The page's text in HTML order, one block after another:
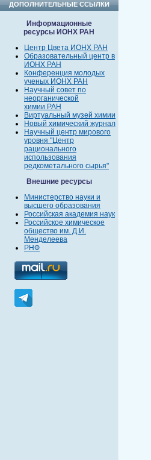
ДОПОЛНИТЕЛЬНЫЕ ССЫЛКИ
Информационные
ресурсы ИОНХ РАН
Центр Цвета ИОНХ РАН
Образовательный центр в
ИОНХ РАН
Конференция молодых
ученых ИОНХ РАН
Научный совет по
неорганической
химии РАН
Виртуальный музей химии
Новый химический журнал
Научный центр мирового
уровня "Центр
рационального
использования
редкометального сырья"
Внешние ресурсы
Министерство науки и
высшего образования
Российская академия наук
Российское химическое
общество им. Д.И.
Менделеева
РНФ